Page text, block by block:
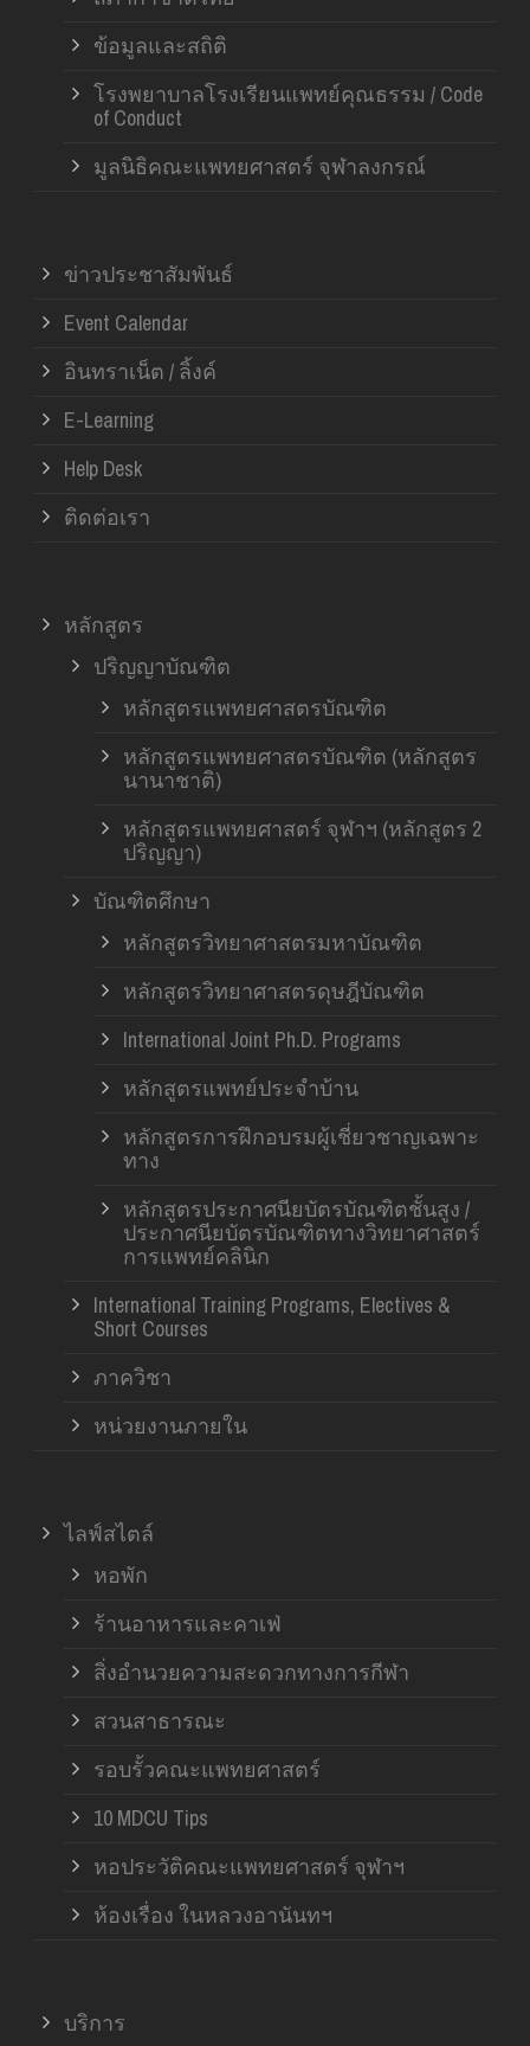
ข้อมูลและสถิติ
โรงพยาบาลโรงเรียนแพทย์คุณธรรม / Code
of Conduct
มูลนิธิคณะแพทยศาสตร์ จุฬาลงกรณ์
ข่าวประชาสัมพันธ์
Event Calendar
อินทราเน็ต / ลิ้งค์
E-Learning
Help Desk
ติดต่อเรา
หลักสูตร
ปริญญาบัณฑิต
หลักสูตรแพทยศาสตรบัณฑิต
หลักสูตรแพทยศาสตรบัณฑิต (หลักสูตร
นานาชาติ)
หลักสูตรแพทยศาสตร์ จุฬาฯ (หลักสูตร 2
ปริญญา)
บัณฑิตศึกษา
หลักสูตรวิทยาศาสตรมหาบัณฑิต
หลักสูตรวิทยาศาสตรดุษฎีบัณฑิต
International Joint Ph.D. Programs
หลักสูตรแพทย์ประจำบ้าน
หลักสูตรการฝึกอบรมผู้เชี่ยวชาญเฉพาะ
ทาง
หลักสูตรประกาศนียบัตรบัณฑิตชั้นสูง /
ประกาศนียบัตรบัณฑิตทางวิทยาศาสตร์
การแพทย์คลินิก
International Training Programs, Electives &
Short Courses
ภาควิชา
หน่วยงานภายใน
ไลฟ์สไตล์
หอพัก
ร้านอาหารและคาเฟ่
สิ่งอำนวยความสะดวกทางการกีฬา
สวนสาธารณะ
รอบรั้วคณะแพทยศาสตร์
10 MDCU Tips
หอประวัติคณะแพทยศาสตร์ จุฬาฯ
ห้องเรื่อง ในหลวงอานันทฯ
บริการ